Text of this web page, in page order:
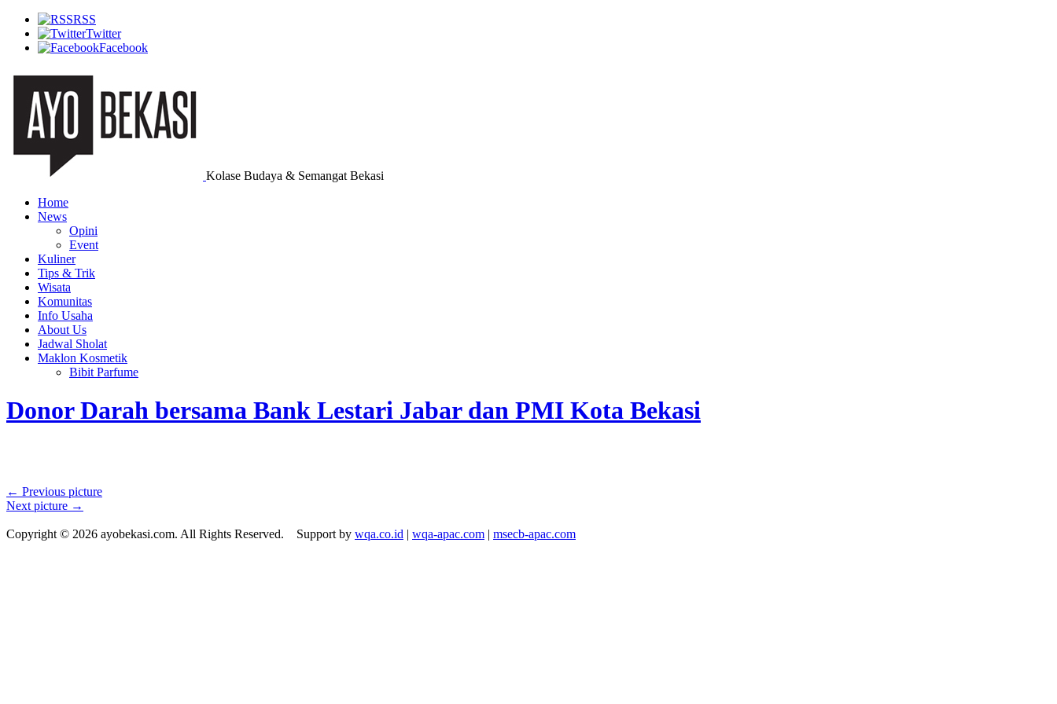
RSS
Twitter
Facebook
Kolase Budaya & Semangat Bekasi
Home
News
Opini
Event
Kuliner
Tips & Trik
Wisata
Komunitas
Info Usaha
About Us
Jadwal Sholat
Maklon Kosmetik
Bibit Parfume
Donor Darah bersama Bank Lestari Jabar dan PMI Kota Bekasi
← Previous picture
Next picture →
Copyright © 2026 ayobekasi.com. All Rights Reserved. Support by wqa.co.id | wqa-apac.com | msecb-apac.com